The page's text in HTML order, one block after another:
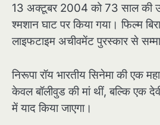
13 अक्टूबर 2004 को 73 साल की
श्मशान घाट पर किया गया। फिल्म
लाइफटाइम अचीवमेंट पुरस्कार से
निरूपा रॉय भारतीय सिनेमा की एक
केवल बॉलीवुड की मां थीं, बल्कि एक
में याद किया जाएगा।